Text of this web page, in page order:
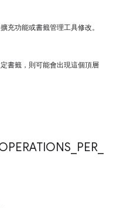
充功能或書籤管理工具修改。
書籤，則可能會出現這個頂層
PER